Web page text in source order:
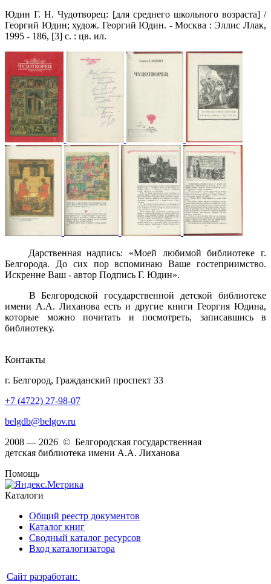
Юдин Г. Н. Чудотворец: [для среднего школьного возраста] /
Георгий Юдин; худож. Георгий Юдин. - Москва : Эллис Ллак,
1995 - 186, [3] с. : цв. ил.
Дарственная надпись: «Моей любимой библиотеке г.
Белгорода. До сих пор вспоминаю Ваше гостеприимство.
Искренне Ваш - автор Подпись Г. Юдин».
В Белгородской государственной детской библиотеке
имени А.А. Лиханова есть и другие книги Георгия Юдина,
которые можно почитать и посмотреть, записавшись в
библиотеку.
Контакты
г. Белгород, Гражданский проспект 33
+7 (4722) 27-98-07
belgdb@belgov.ru
2008 — 2026 © Белгородская государственная
детская библиотека имени А.А. Лиханова
Помощь
Каталоги
Общий реестр документов
Каталог книг
Сводный каталог ресурсов
Вход каталогизатора
Сайт разработан: